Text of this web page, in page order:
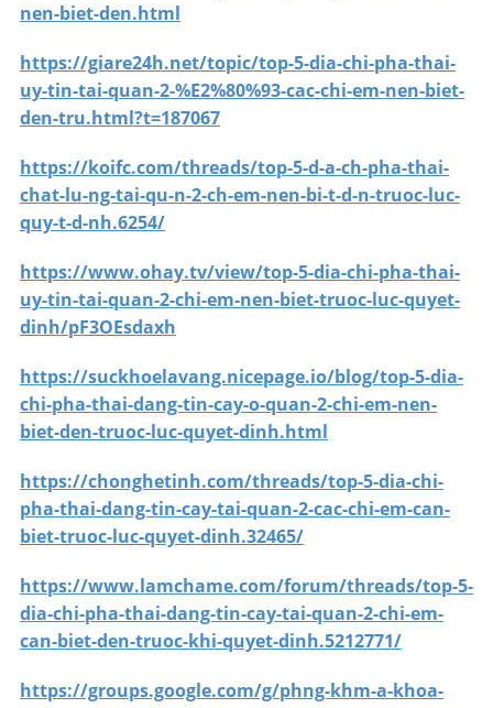
nen-biet-den.html
https://giare24h.net/topic/top-5-dia-chi-pha-thai-
uy-tin-tai-quan-2-%E2%80%93-cac-chi-em-nen-biet-
den-tru.html?t=187067
https://koifc.com/threads/top-5-d-a-ch-pha-thai-
chat-lu-ng-tai-qu-n-2-ch-em-nen-bi-t-d-n-truoc-luc-
quy-t-d-nh.6254/
https://www.ohay.tv/view/top-5-dia-chi-pha-thai-
uy-tin-tai-quan-2-chi-em-nen-biet-truoc-luc-quyet-
dinh/pF3OEsdaxh
https://suckhoelavang.nicepage.io/blog/top-5-dia-
chi-pha-thai-dang-tin-cay-o-quan-2-chi-em-nen-
biet-den-truoc-luc-quyet-dinh.html
https://chonghetinh.com/threads/top-5-dia-chi-
pha-thai-dang-tin-cay-tai-quan-2-cac-chi-em-can-
biet-truoc-luc-quyet-dinh.32465/
https://www.lamchame.com/forum/threads/top-5-
dia-chi-pha-thai-dang-tin-cay-tai-quan-2-chi-em-
can-biet-den-truoc-khi-quyet-dinh.5212771/
https://groups.google.com/g/phng-khm-a-khoa-